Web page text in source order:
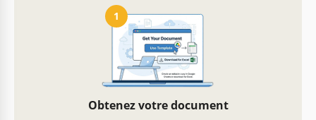
1
Obtenez votre document